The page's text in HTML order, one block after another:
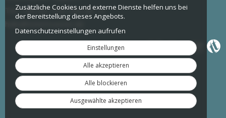
Tel.: +49 561 350 296 28 - 0
hallo@tickettoaster.de
Zusätzliche Cookies und externe Dienste helfen uns bei
der Bereitstellung dieses Angebots.
Datenschutzeinstellungen aufrufen
Einstellungen
Alle akzeptieren
Alle blockieren
Ausgewählte akzeptieren